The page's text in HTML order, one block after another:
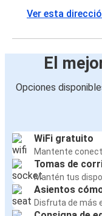
Ver esta
El
Opciones
WiFi gratuito
Mantente
Tomas de
Mantén tus
Asientos
Disfruta de más